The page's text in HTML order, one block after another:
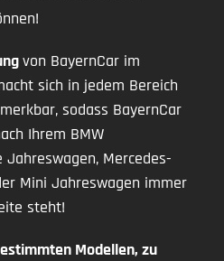
von BayernCar im
sich in jedem Bereich
sodass BayernCar
Ihrem BMW
Jahreswagen, Mercedes-
Mini Jahreswagen immer
steht!
Modellen, zu